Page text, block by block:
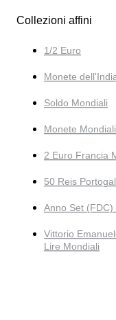
Collezioni affini
1/2 Euro
Monete
Soldo Mondiali
Monete
2 Euro Francia
50 Reis
Anno Set
Vittorio
Lire Mondiali